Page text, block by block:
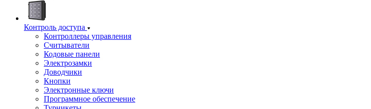
Контроль доступа
Контроллеры управления
Считыватели
Кодовые панели
Электрозамки
Доводчики
Кнопки
Электронные ключи
Программное обеспечение